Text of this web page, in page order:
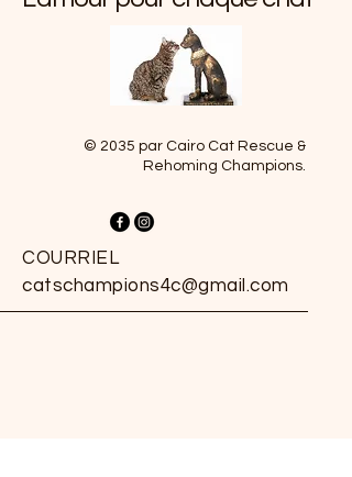
© 2035 par Cairo Cat Rescue &
Rehoming Champions.
COURRIEL
catschampions4c@gmail.com